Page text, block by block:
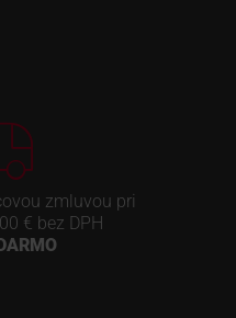
zmluvou pri
€ bez DPH